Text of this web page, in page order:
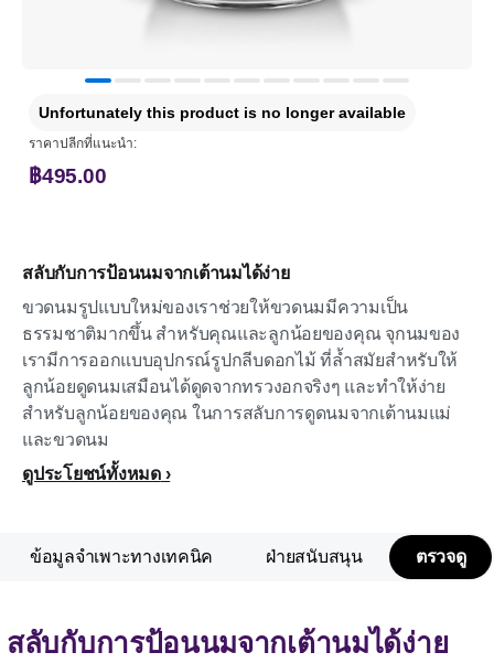
สลับกับการป้อนนมจากเต้านมได้ง่าย
ขวดนมรูปแบบใหม่ของเราช่วยให้ขวดนมมีความเป็น
ธรรมชาติมากขึ้น สำหรับคุณและลูกน้อยของคุณ จุกนมของ
เรามีการออกแบบอุปกรณ์รูปกลีบดอกไม้ ที่ล้ำสมัยสำหรับให้
ลูกน้อยดูดนมเสมือนได้ดูดจากทรวงอกจริงๆ และทำให้ง่าย
สำหรับลูกน้อยของคุณ ในการสลับการดูดนมจากเต้านมแม่
และขวดนม
ดูประโยชน์ทั้งหมด
Unfortunately this product is no longer available
ราคาปลีกที่แนะนำ:
฿495.00
ข้อมูลจำเพาะทางเทคนิค ฝ่ายสนับสนุน ตรวจดู
สลับกับการป้อนนมจากเต้านมได้ง่าย